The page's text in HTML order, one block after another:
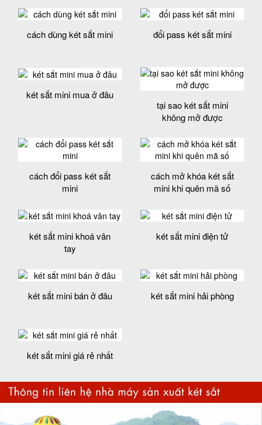
cách dùng két sắt mini đổi pass két sắt mini
két sắt mini mua ở đâu
tại sao két sắt mini
không mở được
cách đổi pass két sắt
mini
cách mở khóa két sắt
mini khi quên mã số
két sắt mini khoá vân
tay
két sắt mini điện tử
két sắt mini bán ở đâu két sắt mini hải phòng
két sắt mini giá rẻ nhất